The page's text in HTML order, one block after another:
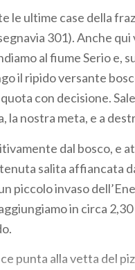
le ultime case della
301). Anche
al fiume Serio e,
il ripido versante
con decisione.
la nostra meta, e a
dal bosco, e
salita affiancata
piccolo invaso
in circa
punta alla vetta del